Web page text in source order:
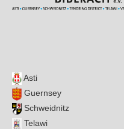
Asti
Guernsey
Schweidnitz
Telawi